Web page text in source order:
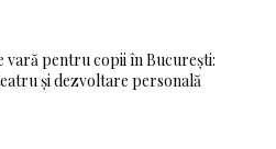
vară pentru copii în București:
și dezvoltare personală